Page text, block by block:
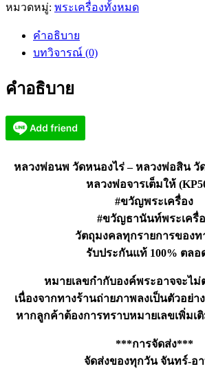
พ่อ
–
พ่อ
สิน
หมวดหมู่: พระเครื่องทั้งหมด
คำอธิบาย
บทวิจารณ์ (0)
คำอธิบาย
หลวงพ่อนพ วัดหนองไร่ – หลวงพ่อสิน วั
หลวงพ่อจารเต็มให้
#ขวัญพระเครื่อง
#ขวัญธานันท์พระเครื่
วัตถุมงคลทุกรายการของท
รับประกันแท้ 100% ตลอ
หมายเลขกำกับองค์พระอาจจะไม่
เนื่องจากทางร้านถ่ายภาพลงเป็นตัวอย่า
หากลูกค้าต้องการทราบหมายเลขเพิ่มเ
***การจัดส่ง***
จัดส่งของทุกวัน จันทร์-อ